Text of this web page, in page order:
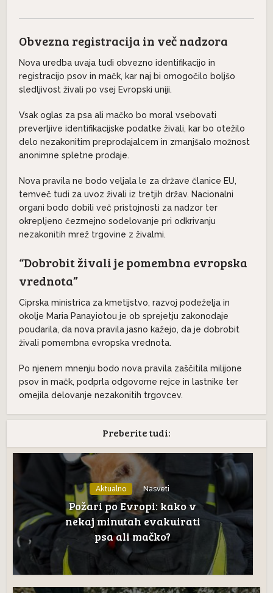
Obvezna registracija in več nadzora
Nova uredba uvaja tudi obvezno identifikacijo in
registracijo psov in mačk, kar naj bi omogočilo boljšo
sledljivost živali po vsej Evropski uniji.
Vsak oglas za psa ali mačko bo moral vsebovati
preverljive identifikacijske podatke živali, kar bo otežilo
delo nezakonitim preprodajalcem in zmanjšalo možnost
anonimne spletne prodaje.
Nova pravila ne bodo veljala le za države članice EU,
temveč tudi za uvoz živali iz tretjih držav. Nacionalni
organi bodo dobili več pristojnosti za nadzor ter
okrepljeno čezmejno sodelovanje pri odkrivanju
nezakonitih mrež trgovine z živalmi.
“Dobrobit živali je pomembna evropska
vrednota”
Ciprska ministrica za kmetijstvo, razvoj podeželja in
okolje Maria Panayiotou je ob sprejetju zakonodaje
poudarila, da nova pravila jasno kažejo, da je dobrobit
živali pomembna evropska vrednota.
Po njenem mnenju bodo nova pravila zaščitila milijone
psov in mačk, podprla odgovorne rejce in lastnike ter
omejila delovanje nezakonitih trgovcev.
Preberite tudi:
Aktualno Nasveti
Požari po Evropi: kako v
nekaj minutah evakuirati
psa ali mačko?